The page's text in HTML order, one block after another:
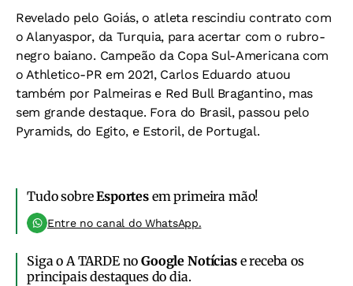
Revelado pelo Goiás, o atleta rescindiu contrato com
o Alanyaspor, da Turquia, para acertar com o rubro-
negro baiano. Campeão da Copa Sul-Americana com
o Athletico-PR em 2021, Carlos Eduardo atuou
também por Palmeiras e Red Bull Bragantino, mas
sem grande destaque. Fora do Brasil, passou pelo
Pyramids, do Egito, e Estoril, de Portugal.
Tudo sobreEsportesem primeira mão!
Entre no canal do WhatsApp.
Siga o A TARDE noGoogle Notíciase receba os
principais destaques do dia.